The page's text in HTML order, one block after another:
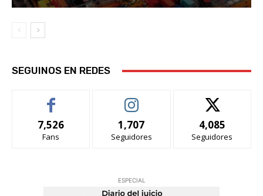
SEGUINOS EN REDES
7,526
Fans
1,707
Seguidores
4,085
Seguidores
ESPECIAL